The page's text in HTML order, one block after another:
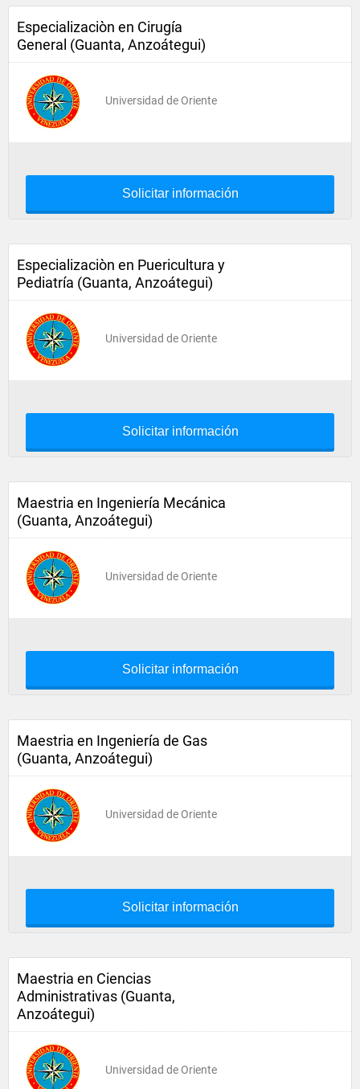
Especializaciòn en Cirugía
General (Guanta, Anzoátegui)
Universidad de Oriente
Solicitar información
Especializaciòn en Puericultura y
Pediatría (Guanta, Anzoátegui)
Universidad de Oriente
Solicitar información
Maestria en Ingeniería Mecánica
(Guanta, Anzoátegui)
Universidad de Oriente
Solicitar información
Maestria en Ingeniería de Gas
(Guanta, Anzoátegui)
Universidad de Oriente
Solicitar información
Maestria en Ciencias
Administrativas (Guanta,
Anzoátegui)
Universidad de Oriente